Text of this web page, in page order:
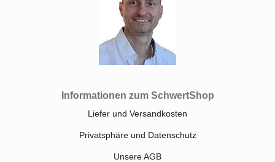
Informationen zum SchwertShop
Liefer und Versandkosten
Privatsphäre und Datenschutz
Unsere AGB